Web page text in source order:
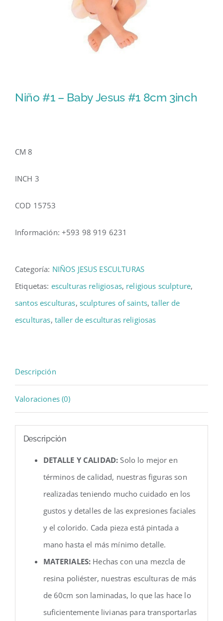
Niño #1 – Baby Jesus #1 8cm 3inch
CM 8
INCH 3
COD 15753
Información: +593 98 919 6231
Categoría: NIÑOS JESUS ESCULTURAS
Etiquetas: esculturas religiosas, religious sculpture,
santos esculturas, sculptures of saints,taller de
esculturas, taller de esculturas religiosas
Descripción
Valoraciones (0)
Descripción
DETALLE Y CALIDAD: Solo lo mejor en
términos de calidad, nuestras figuras son
realizadas teniendo mucho cuidado en los
gustos y detalles de las expresiones faciales
y el colorido. Cada pieza está pintada a
mano hasta el más mínimo detalle.
MATERIALES: Hechas con una mezcla de
resina poliéster, nuestras esculturas de más
de 60cm son laminadas, lo que las hace lo
suficientemente livianas para transportarlas